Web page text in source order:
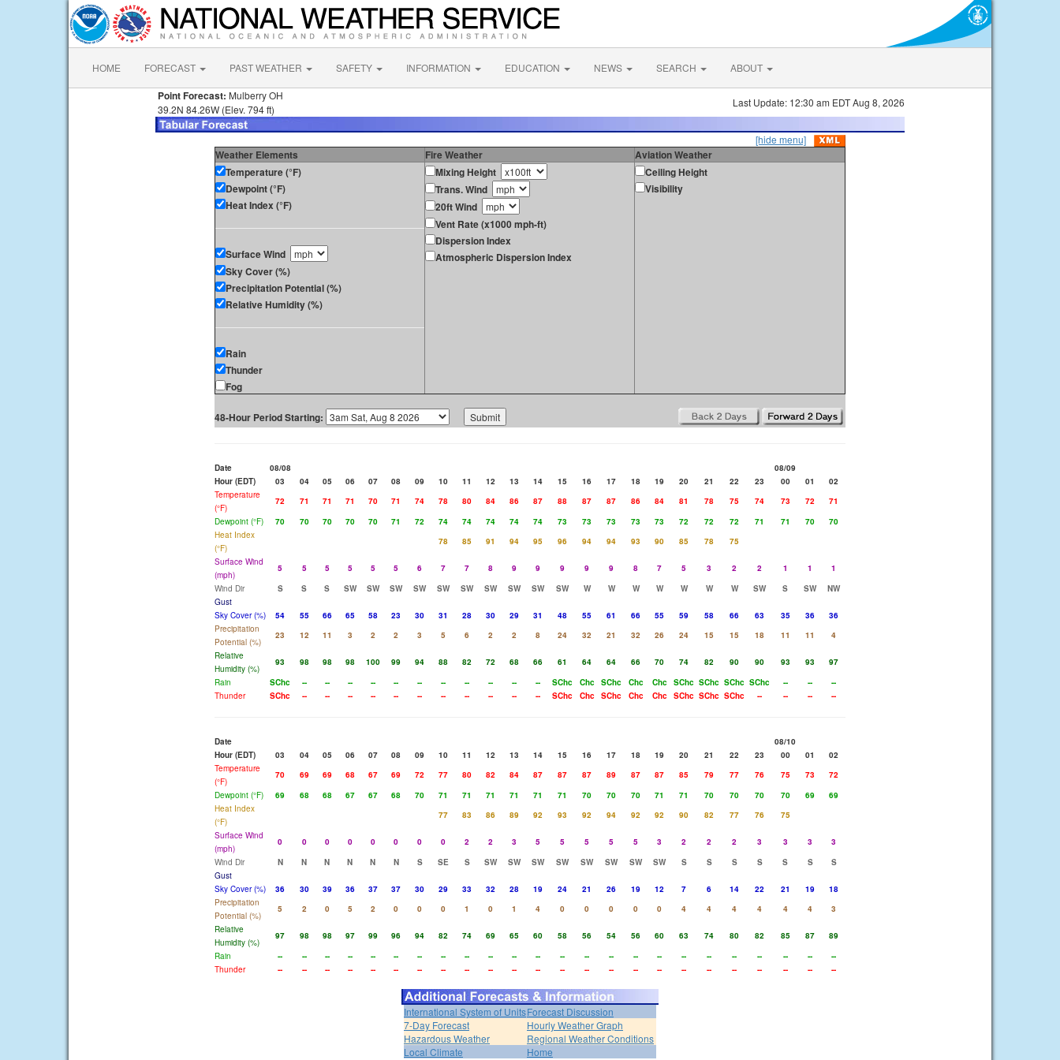
HOME FORECAST PAST WEATHER SAFETY INFORMATION EDUCATION NEWS SEARCH ABOUT
Point Forecast: Mulberry OH
39.2N 84.26W (Elev. 794 ft)
Last Update: 12:30 am EDT Aug 8, 2026
[hide menu]
Weather Elements Fire Weather
Aviation Weather
Temperature (°F)
Dewpoint (°F)
Heat Index (°F)
Surface Wind
Sky Cover (%)
Precipitation Potential (%)
Relative Humidity (%)
Rain
Thunder
Fog
Mixing Height
Trans. Wind
20ft Wind
Vent Rate (x1000 mph-ft)
Dispersion Index
Atmospheric Dispersion Index
Ceiling Height
Visibility
48-Hour Period Starting:
Date 08/08
08/09
Hour (EDT)
03 04 05 06 07 08 09 10 11 12 13 14 15 16 17 18 19 20 21 22 23 00 01
02
Temperature
(°F)
72 71 71 71 70 71 74 78 80 84 86 87 88 87 87 86 84 81 78 75 74 73 72
71
Dewpoint (°F)
70 70 70 70 70 71 72 74 74 74 74 74 73 73 73 73 73 72 72 72 71 71 70
70
Heat Index
(°F)
78 85 91 94 95 96 94 94 93 90 85 78
75
Surface Wind
(mph)
5 5 5 5 5 5 6 7 7 8 9 9 9 9 9 8 7 5 3 2 2 1 1
1
Wind Dir
S S S SW SW SW SW SW SW SW SW SW SW W W W W W W W SW S SW
NW
Gust
Sky Cover (%)
54 55 66 65 58 23 30 31 28 30 29 31 48 55 61 66 55 59 58 66 63 35 36
36
Precipitation
Potential (%)
23 12 11 3 2 2 3 5 6 2 2 8 24 32 21 32 26 24 15 15 18 11 11
4
Relative
Humidity (%)
93 98 98 98 100 99 94 88 82 72 68 66 61 64 64 66 70 74 82 90 90 93 93
97
Rain
SChc -- -- -- -- -- -- -- -- -- -- -- SChc Chc SChc Chc Chc SChc SChc SChc SChc -- --
--
Thunder
SChc -- -- -- -- -- -- -- -- -- -- -- SChc Chc SChc Chc Chc SChc SChc SChc -- -- -- --
Date
08/10
Hour (EDT)
03 04 05 06 07 08 09 10 11 12 13 14 15 16 17 18 19 20 21 22 23 00 01
02
Temperature
(°F)
70 69 69 68 67 69 72 77 80 82 84 87 87 87 89 87 87 85 79 77 76 75 73
72
Dewpoint (°F)
69 68 68 67 67 68 70 71 71 71 71 71 71 70 70 70 71 71 70 70 70 70 69
69
Heat Index
(°F)
77 83 86 89 92 93 92 94 92 92 90 82 77 76
75
Surface Wind
(mph)
0 0 0 0 0 0 0 0 2 2 3 5 5 5 5 5 3 2 2 2 3 3 3
3
Wind Dir
N N N N N N S SE S SW SW SW SW SW SW SW SW S S S S S S
S
Gust
Sky Cover (%)
36 30 39 36 37 37 30 29 33 32 28 19 24 21 26 19 12 7 6 14 22 21 19
18
Precipitation
Potential (%)
5 2 0 5 2 0 0 0 1 0 1 4 0 0 0 0 0 4 4 4 4 4 4
3
Relative
Humidity (%)
97 98 98 97 99 96 94 82 74 69 65 60 58 56 54 56 60 63 74 80 82 85 87
89
Rain
-- -- -- -- -- -- -- -- -- -- -- -- -- -- -- -- -- -- -- -- -- -- --
--
Thunder
-- -- -- -- -- -- -- -- -- -- -- -- -- -- -- -- -- -- -- -- -- -- -- --
International System of UnitsForecast Discussion
7-Day Forecast
Hourly Weather Graph
Hazardous Weather
Regional Weather Conditions
Local Climate
Home